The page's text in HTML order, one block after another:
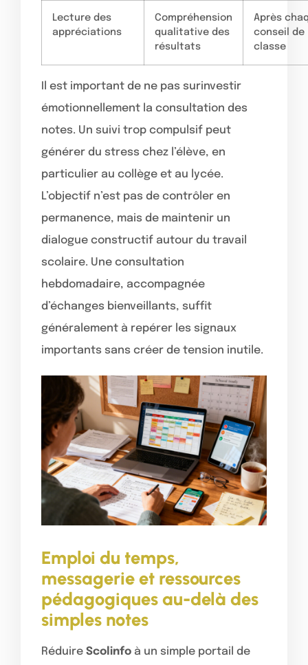
Lecture des
appréciations
Compréhension
qualitative des
résultats
Après
conseil de
classe
Il est important de ne pas surinvestir
émotionnellement la consultation des
notes. Un suivi trop compulsif peut
générer du stress chez l’élève, en
particulier au collège et au lycée.
L’objectif n’est pas de contrôler en
permanence, mais de maintenir un
dialogue constructif autour du travail
scolaire. Une consultation
hebdomadaire, accompagnée
d’échanges bienveillants, suffit
généralement à repérer les signaux
importants sans créer de tension inutile.
Emploi du temps,
messagerie et ressources
pédagogiques au-delà des
simples notes
Réduire Scolinfo à un simple portail de